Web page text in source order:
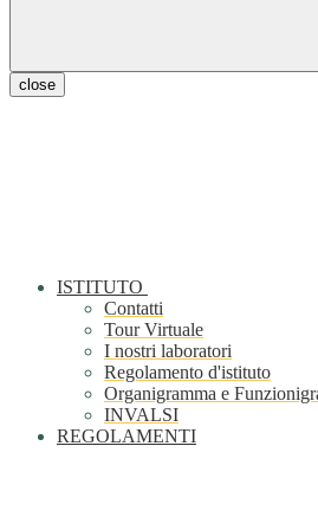
close
ISTITUTO
Contatti
Tour Virtuale
I nostri laboratori
Regolamento d'istituto
Organigramma e
INVALSI
REGOLAMENTI